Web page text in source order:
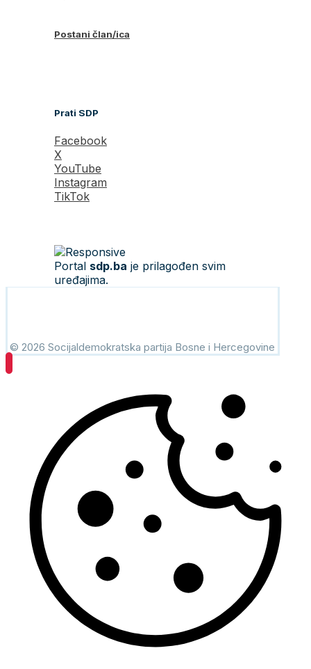
Postani član/ica
Prati SDP
Facebook
X
YouTube
Instagram
TikTok
Portal sdp.ba je prilagođen svim
uređajima.
© 2026 Socijaldemokratska partija Bosne i Hercegovine